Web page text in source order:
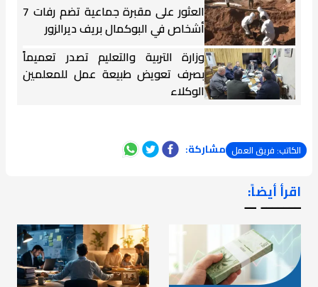
العثور على مقبرة جماعية تضم رفات 7
أشخاص في البوكمال بريف ديرالزور
وزارة التربية والتعليم تصدر تعميماً
بصرف تعويض طبيعة عمل للمعلمين
الوكلاء
الكاتب: فريق العمل مشاركة:
اقرأ أيضاً:
ـــــــ ــ